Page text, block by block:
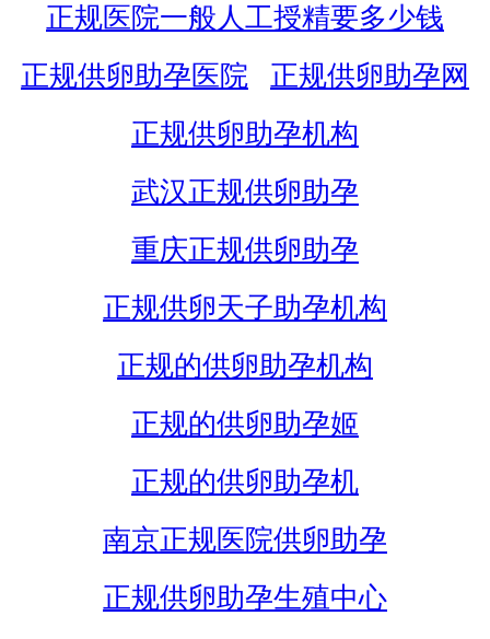
正规医院一般人工授精要多少钱
正规供卵助孕医院
正规供卵助孕网
正规供卵助孕机构
武汉正规供卵助孕
重庆正规供卵助孕
正规供卵天子助孕机构
正规的供卵助孕机构
正规的供卵助孕姬
正规的供卵助孕机
南京正规医院供卵助孕
正规供卵助孕生殖中心